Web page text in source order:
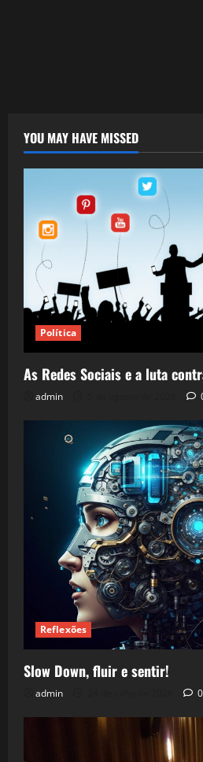
YOU MAY HAVE MISSED
Política
As Redes Sociais e a luta
admin
Reflexões
Slow Down, fluir e sentir!
admin 0